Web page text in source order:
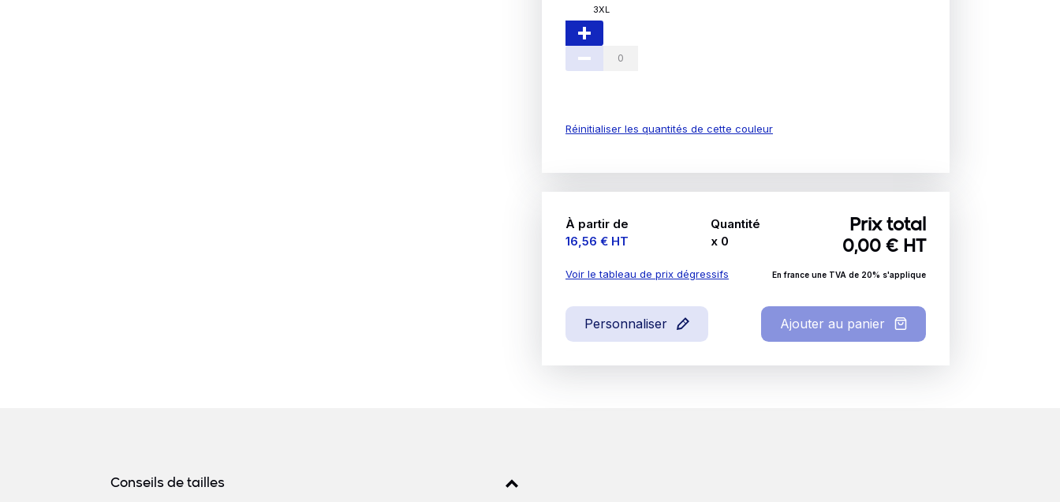
3XL
Réinitialiser les quantités de cette couleur
À partir de
Prix
16,56 € HT
Quantité
x 0
Prix total
0,00 € HT
Voir le tableau de prix dégressifs En france une TVA de 20% s'applique
Personnaliser Ajouter au panier
Détails produits
Conseils de tailles